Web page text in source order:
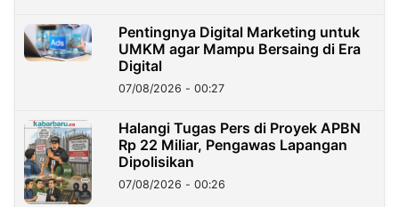
Pentingnya Digital Marketing untuk
UMKM agar Mampu Bersaing di Era
Digital
07/08/2026 - 00:27
Halangi Tugas Pers di Proyek APBN
Rp 22 Miliar, Pengawas Lapangan
Dipolisikan
07/08/2026 - 00:26